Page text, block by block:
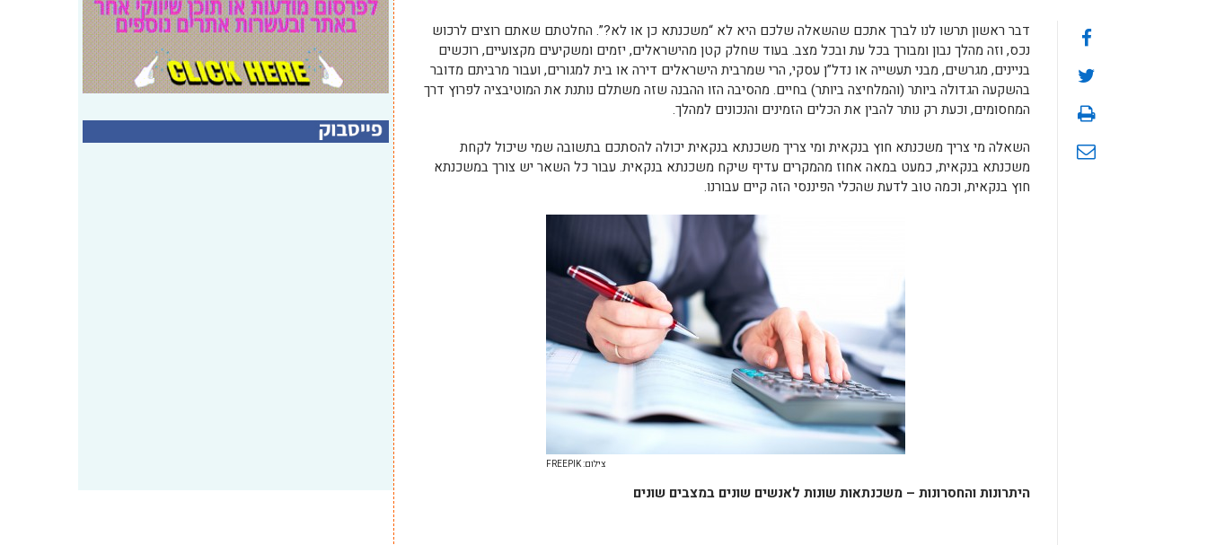
דבר ראשון תרשו לנו לברך אתכם שהשאלה שלכם היא לא “משכנתא כן או לא?”. החלטתם שאתם רוצים לרכוש
נכס, וזה מהלך נבון ומבורך בכל עת ובכל מצב. בעוד שחלק קטן מהישראלים, יזמים ומשקיעים מקצועיים, רוכשים
בניינים, מגרשים, מבני תעשייה או נדל”ן עסקי, הרי שמרבית הישראלים דירה או בית למגורים, ועבור מרביתם מדובר
בהשקעה הגדולה ביותר (והמלחיצה ביותר) בחיים. מהסיבה הזו ההבנה שזה משתלם נותנת את המוטיבציה לפרוץ דרך
המחסומים, וכעת רק נותר להבין את הכלים הזמינים והנכונים למהלך.
השאלה מי צריך משכנתא חוץ בנקאית ומי צריך משכנתא בנקאית יכולה להסתכם בתשובה שמי שיכול לקחת
משכנתא בנקאית, כמעט במאה אחוז מהמקרים עדיף שיקח משכנתא בנקאית. עבור כל השאר יש צורך במשכנתא
חוץ בנקאית, וכמה טוב לדעת שהכלי הפיננסי הזה קיים עבורנו.
צילום: FREEPIK
היתרונות והחסרונות – משכנתאות שונות לאנשים שונים במצבים שונים